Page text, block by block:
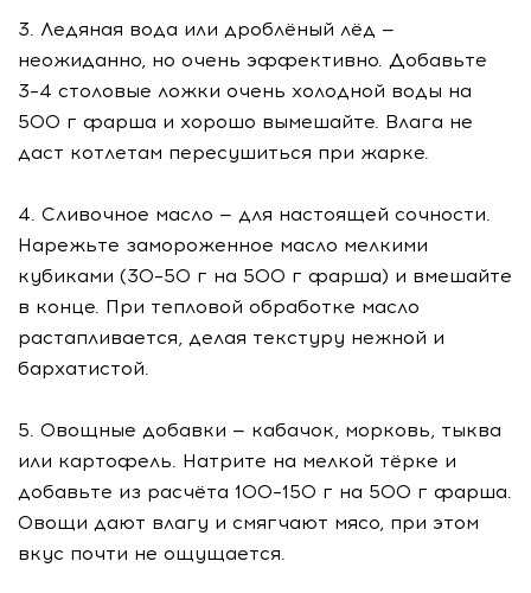
3. Ледяная вода или дроблёный лёд —
неожиданно, но очень эффективно. Добавьте
3–4 столовые ложки очень холодной воды на
500 г фарша и хорошо вымешайте. Влага не
даст котлетам пересушиться при жарке.
4. Сливочное масло — для настоящей сочности.
Нарежьте замороженное масло мелкими
кубиками (30–50 г на 500 г фарша) и вмешайте
в конце. При тепловой обработке масло
растапливается, делая текстуру нежной и
бархатистой.
5. Овощные добавки — кабачок, морковь, тыква
или картофель. Натрите на мелкой тёрке и
добавьте из расчёта 100–150 г на 500 г фарша.
Овощи дают влагу и смягчают мясо, при этом
вкус почти не ощущается.